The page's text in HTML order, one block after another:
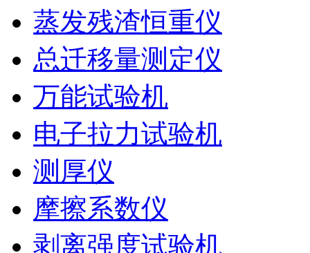
蒸发残渣恒重仪
总迁移量测定仪
万能试验机
电子拉力试验机
测厚仪
摩擦系数仪
剥离强度试验机